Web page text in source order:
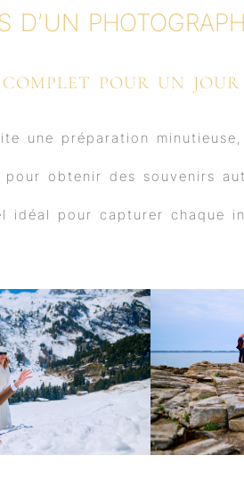
b
o
u
b
a
g
m
e
d
D’UN
POUR UN
une préparation
obtenir des souvenirs
idéal pour capturer chaque